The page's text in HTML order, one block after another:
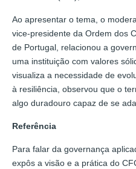
Ao apresentar o tema, o
vice-presidente da Ordem dos
de Portugal, relacionou a
uma instituição com valores
visualiza a necessidade de
à resiliência, observou que o
algo duradouro capaz de se
Referência
Para falar da governança
expôs a visão e a prática do